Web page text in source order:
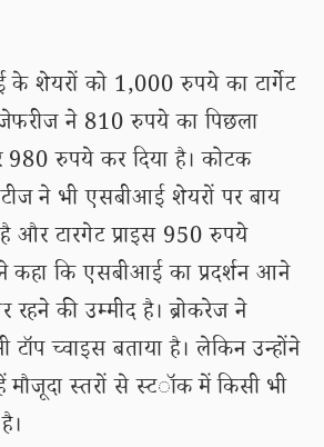
शेयरों को 1,000 रुपये का टार्गेट
जेफरीज ने 810 रुपये का पिछला
980 रुपये कर दिया है। कोटक
ने भी एसबीआई शेयरों पर बाय
और टारगेट प्राइस 950 रुपये
ने कहा कि एसबीआई का प्रदर्शन आने
रहने की उम्मीद है। ब्रोकरेज ने
च्वाइस बताया है। लेकिन उन्होंने
मौजूदा स्तरों से स्टॉक में किसी भी